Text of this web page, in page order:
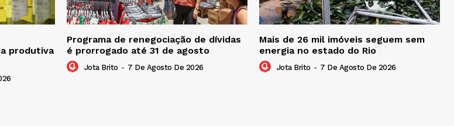
produtiva
Programa de renegociação de dívidas
é prorrogado até 31 de agosto
Jota Brito - 7 De Agosto De 2026
Mais de 26 mil imóveis seguem sem
energia no estado do Rio
Jota Brito - 7 De Agosto De 2026